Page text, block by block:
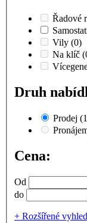
Řadové
Vily (0)
Na klíč
Druh
Prodej
Cena:
Od
do
+ Rozšířené